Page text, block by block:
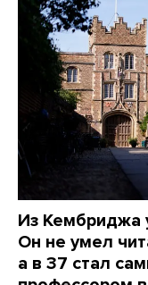
Из Кембриджа
Он не умел
а в 37 стал